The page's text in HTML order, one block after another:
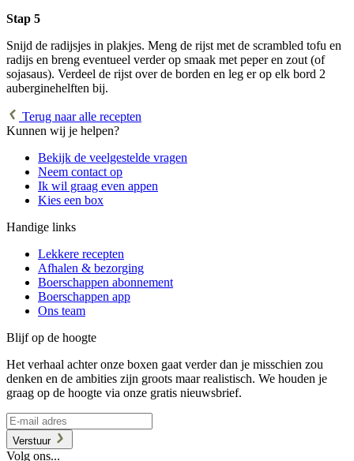
Stap 5
Snijd de radijsjes in plakjes. Meng de rijst met de scrambled tofu en
radijs en breng eventueel verder op smaak met peper en zout (of
sojasaus). Verdeel de rijst over de borden en leg er op elk bord 2
auberginehelften bij.
Terug naar alle recepten
Kunnen wij je helpen?
Bekijk de veelgestelde vragen
Neem contact op
Ik wil graag even appen
Kies een box
Handige links
Lekkere recepten
Afhalen & bezorging
Boerschappen abonnement
Boerschappen app
Ons team
Blijf op de hoogte
Het verhaal achter onze boxen gaat verder dan je misschien zou
denken en de ambities zijn groots maar realistisch. We houden je
graag op de hoogte via onze gratis nieuwsbrief.
Verstuur
Volg ons...